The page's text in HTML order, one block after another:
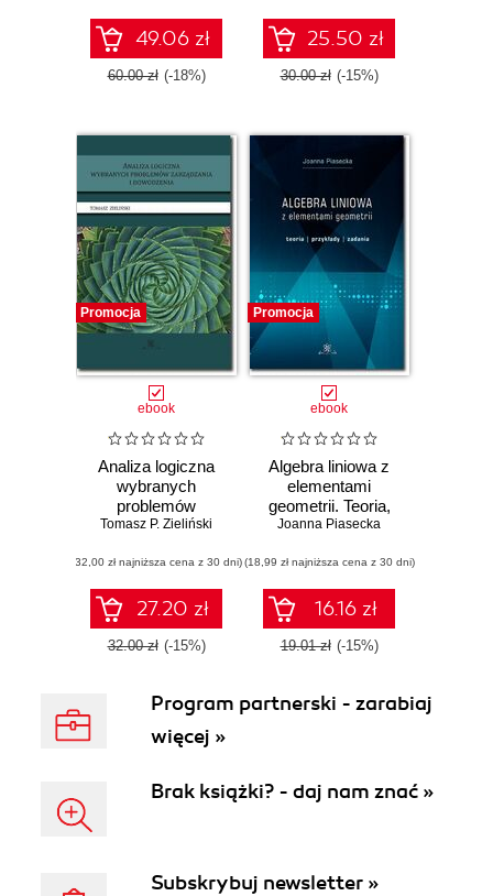
49.06 zł
60.00 zł (-18%)
25.50 zł
30.00 zł (-15%)
Promocja
ebook
Analiza logiczna
wybranych
problemów
zarządzania i
Tomasz P. Zieliński
(32,00 zł najniższa cena z 30 dni)
27.20 zł
32.00 zł (-15%)
Promocja
ebook
Algebra liniowa z
elementami
geometrii. Teoria,
przykłady, zadania
Joanna Piasecka
(18,99 zł najniższa cena z 30 dni)
16.16 zł
19.01 zł (-15%)
Program partnerski - zarabiaj
więcej »
Brak książki? - daj nam znać »
Subskrybuj newsletter »